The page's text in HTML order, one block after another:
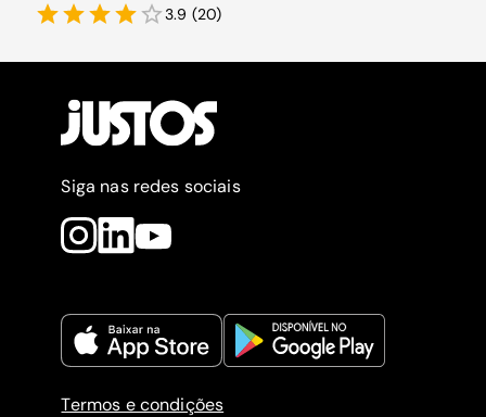
3.9 (20)
Siga nas redes sociais
Termos e condições